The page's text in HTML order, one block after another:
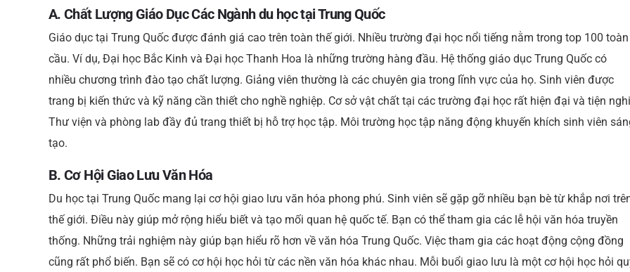
A. Chất Lượng Giáo Dục Các Ngành du học tại Trung Quốc
Giáo dục tại Trung Quốc được đánh giá cao trên toàn thế giới. Nhiều trường đại học nổi tiếng nằm trong top 100 toàn
cầu. Ví dụ, Đại học Bắc Kinh và Đại học Thanh Hoa là những trường hàng đầu. Hệ thống giáo dục Trung Quốc có
nhiều chương trình đào tạo chất lượng. Giảng viên thường là các chuyên gia trong lĩnh vực của họ. Sinh viên được
trang bị kiến thức và kỹ năng cần thiết cho nghề nghiệp. Cơ sở vật chất tại các trường đại học rất hiện đại và tiện
Thư viện và phòng lab đầy đủ trang thiết bị hỗ trợ học tập. Môi trường học tập năng động khuyến khích sinh viên
tạo.
B. Cơ Hội Giao Lưu Văn Hóa
Du học tại Trung Quốc mang lại cơ hội giao lưu văn hóa phong phú. Sinh viên sẽ gặp gỡ nhiều bạn bè từ khắp nơi
thế giới. Điều này giúp mở rộng hiểu biết và tạo mối quan hệ quốc tế. Bạn có thể tham gia các lễ hội văn hóa truyền
thống. Những trải nghiệm này giúp bạn hiểu rõ hơn về văn hóa Trung Quốc. Việc tham gia các hoạt động cộng đồng
cũng rất phổ biến. Bạn sẽ có cơ hội học hỏi từ các nền văn hóa khác nhau. Mỗi buổi giao lưu là một cơ hội học hỏi